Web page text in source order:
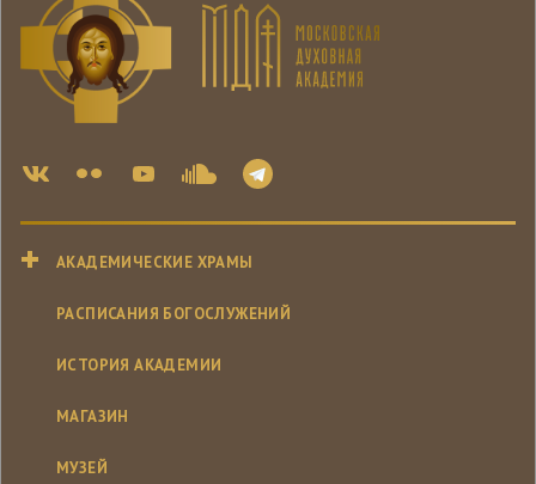
АКАДЕМИЧЕСКИЕ ХРАМЫ
РАСПИСАНИЯ БОГОСЛУЖЕНИЙ
ИСТОРИЯ АКАДЕМИИ
МАГАЗИН
МУЗЕЙ